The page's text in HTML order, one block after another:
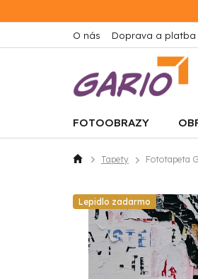
na
O nás Doprava a platba
FOTOOBRAZY
DomovTapety Fototapeta
Lepidlo zadarmo